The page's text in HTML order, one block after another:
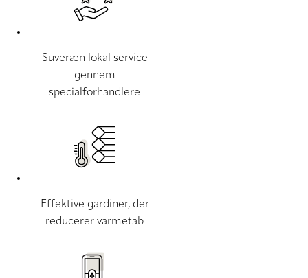
Suveræn lokal service
gennem
specialforhandlere
Effektive gardiner, der
reducerer varmetab